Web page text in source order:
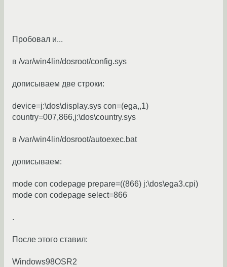
Пробовал и...
в /var/win4lin/dosroot/config.sys
дописываем две строки:
device=j:\dos\display.sys con=(ega,,1)
country=007,866,j:\dos\country.sys
в /var/win4lin/dosroot/autoexec.bat
дописываем:
mode con codepage prepare=((866) j:\dos\ega3.cpi)
mode con codepage select=866
.
После этого ставил:
Windows98OSR2